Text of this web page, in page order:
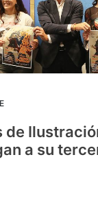
de
a su